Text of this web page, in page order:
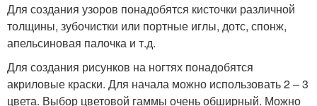
Для создания узоров понадобятся кисточки различной
толщины, зубочистки или портные иглы, дотс, спонж,
апельсиновая палочка и т.д.
Для создания рисунков на ногтях понадобятся
акриловые краски. Для начала можно использовать 2 – 3
цвета. Выбор цветовой гаммы очень обширный. Можно